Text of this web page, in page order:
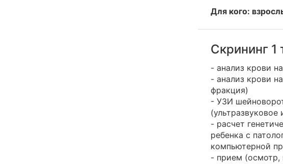
Для кого:
Скрининг 1
- анализ крови
- анализ крови
фракция)
- УЗИ
(ультразвуковое
- расчет
ребенка с
компьютерной
- прием (осмотр,